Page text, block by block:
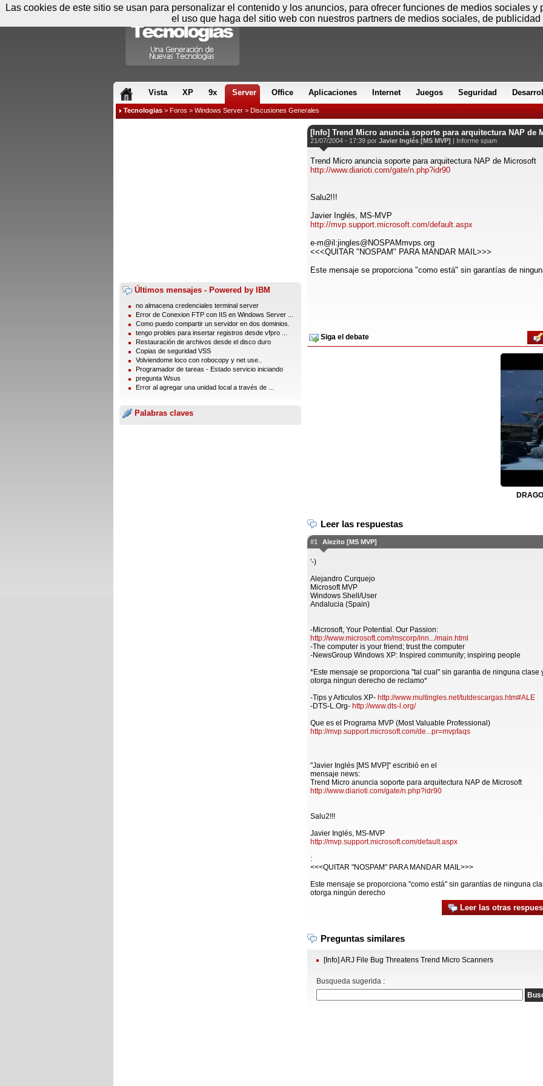
Vista XP 9x Server Office Aplicaciones Internet Juegos Seguridad
Tecnologias > Foros > Windows Server > Discusiones Generales
Últimos mensajes - Powered by IBM
no almacena credenciales terminal server
Error de Conexion FTP con IIS en Windows Server ...
Como puedo compartir un servidor en dos dominios.
tengo probles para insertar registros desde vfpro ...
Restauración de archivos desde el disco duro
Copias de seguridad VSS
Volviendome loco con robocopy y net use..
Programador de tareas - Estado servicio iniciando
pregunta Wsus
Error al agregar una unidad local a través de ...
Palabras claves
[Info] Trend Micro anuncia soporte para arquitectura NAP de
21/07/2004 - 17:39 por Javier Inglés [MS MVP] | Informe spam
Trend Micro anuncia soporte para arquitectura NAP de Microsoft
http://www.diarioti.com/gate/n.php?idr90
Salu2!!!
Javier Inglés, MS-MVP
http://mvp.support.microsoft.com/default.aspx
e-m@il:jingles@NOSPAMmvps.org
<<<QUITAR "NOSPAM" PARA MANDAR MAIL>>>
Este mensaje se proporciona "como está" sin garantías de
Siga el debate
Leer las respuestas
#1 Alezito [MS MVP]
'-)
Alejandro Curquejo
Microsoft MVP
Windows Shell/User
Andalucia (Spain)
-Microsoft, Your Potential. Our Passion:
http://www.microsoft.com/mscorp/inn.../main.html
-The computer is your friend; trust the computer
-NewsGroup Windows XP: Inspired community; inspiring people
*Este mensaje se proporciona "tal cual" sin garantia de ninguna clase
otorga ningun derecho de reclamo*
-Tips y Articulos XP- http://www.multingles.net/tutdescargas.htm#ALE
-DTS-L.Org- http://www.dts-l.org/
Que es el Programa MVP (Most Valuable Professional)
http://mvp.support.microsoft.com/de...pr=mvpfaqs
"Javier Inglés [MS MVP]" escribió en el
mensaje news:
Trend Micro anuncia soporte para arquitectura NAP de Microsoft
http://www.diarioti.com/gate/n.php?idr90
Salu2!!!
Javier Inglés, MS-MVP
http://mvp.support.microsoft.com/default.aspx
:
<<<QUITAR "NOSPAM" PARA MANDAR MAIL>>>
Este mensaje se proporciona "como está" sin garantías de ninguna
otorga ningún derecho
Leer las otras
Preguntas similares
[Info] ARJ File Bug Threatens Trend Micro Scanners
Busqueda sugerida :
Las cookies de este sitio se usan para personalizar el contenido y los anuncios, para ofrecer funciones de medios sociales
el uso que haga del sitio web con nuestros partners de medios sociales, de